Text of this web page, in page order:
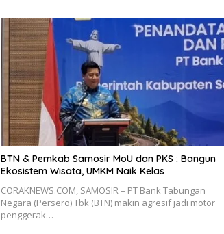
BTN & Pemkab Samosir MoU dan PKS : Bangun
Ekosistem Wisata, UMKM Naik Kelas
CORAKNEWS.COM, SAMOSIR – PT Bank Tabungan
Negara (Persero) Tbk (BTN) makin agresif jadi motor
penggerak…